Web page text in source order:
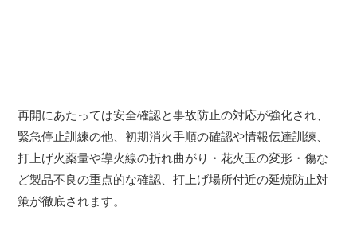
再開にあたっては安全確認と事故防止の対応が強化され、
緊急停止訓練の他、初期消火手順の確認や情報伝達訓練、
打上げ火薬量や導火線の折れ曲がり・花火玉の変形・傷な
ど製品不良の重点的な確認、打上げ場所付近の延焼防止対
策が徹底されます。